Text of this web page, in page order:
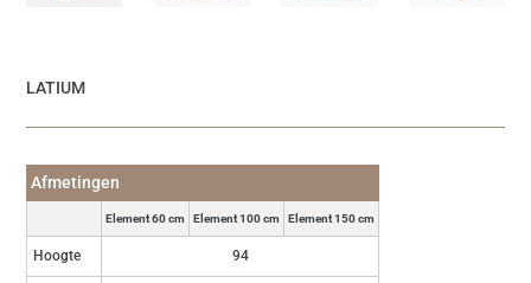
LATIUM
Afmetingen
Element 60 cm Element 100 cm Element 150 cm
Hoogte 94